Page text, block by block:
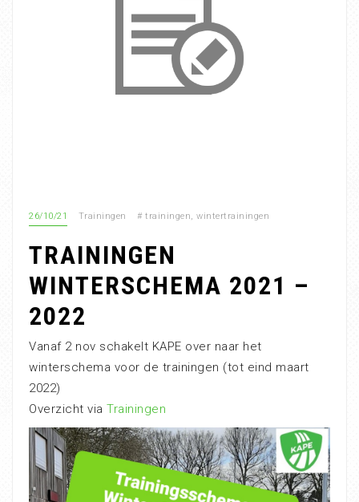
26/10/21 Trainingen # trainingen, wintertrainingen
TRAININGEN
WINTERSCHEMA 2021 –
2022
Vanaf 2 nov schakelt KAPE over naar het
winterschema voor de trainingen (tot eind maart
2022)
Overzicht via Trainingen